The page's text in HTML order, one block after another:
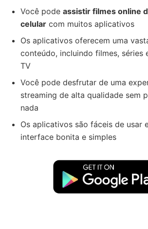
Você pode assistir filmes online
celular com muitos aplicativos
Os aplicativos oferecem uma
conteúdo, incluindo filmes, séries
TV
Você pode desfrutar de uma
streaming de alta qualidade sem
nada
Os aplicativos são fáceis de usar
interface bonita e simples